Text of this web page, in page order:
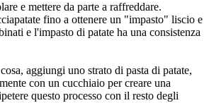
e mettere da parte a raffreddare.
fino a ottenere un "impasto" liscio e
e l'impasto di patate ha una consistenza
aggiungi uno strato di pasta di patate,
con un cucchiaio per creare una
questo processo con il resto degli